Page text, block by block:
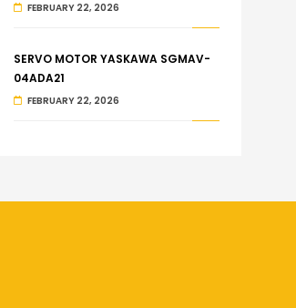
FEBRUARY 22, 2026
SERVO MOTOR YASKAWA SGMAV-
04ADA21
FEBRUARY 22, 2026